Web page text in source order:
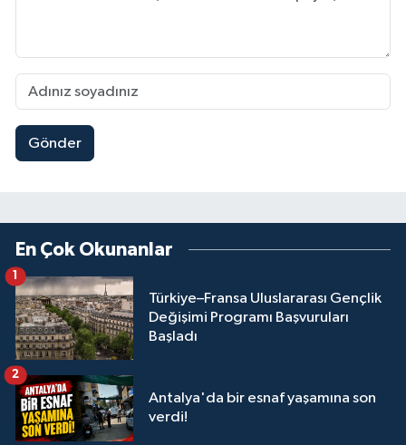
Gönder
En Çok Okunanlar
Türkiye–Fransa Uluslararası Gençlik
Değişimi Programı Başvuruları
Başladı
1
Antalya'da bir esnaf yaşamına son
verdi!
2